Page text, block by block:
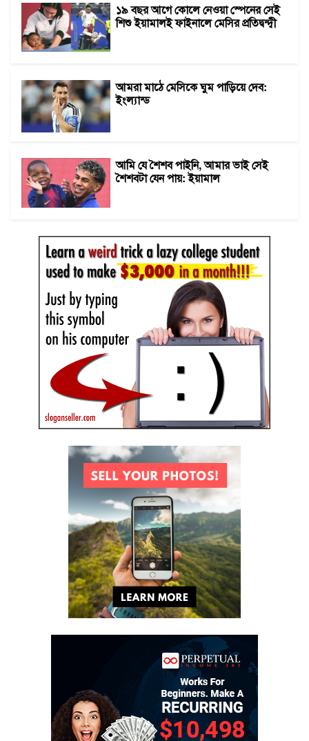
১৯ বছর আগে কোলে নেওয়া স্পেনের সেই
শিশু ইয়ামালই ফাইনালে মেসির প্রতিদ্বন্দ্বী
আমরা মাঠে মেসিকে ঘুম পাড়িয়ে দেব:
ইংল্যান্ড
আমি যে শৈশব পাইনি, আমার ভাই সেই
শৈশবটা যেন পায়: ইয়ামাল